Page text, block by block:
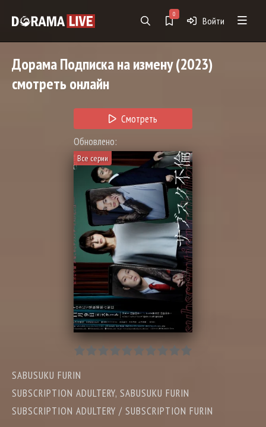
0
Войти
ДорамаПодписка на измену(2023)
смотреть онлайн
Смотреть
Обновлено:
Все серии
SABUSUKU FURIN
SUBSCRIPTION ADULTERY, SABUSUKU FURIN
SUBSCRIPTION ADULTERY / SUBSCRIPTION FURIN